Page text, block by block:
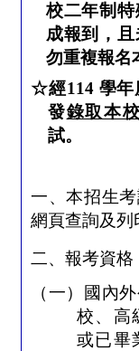
校二年制
成報到，
勿重複報名
☆經114 學年
發錄取本
試。
一、本招生
網頁查詢及列
二、報考資格
（一）國內
校、高
或已畢